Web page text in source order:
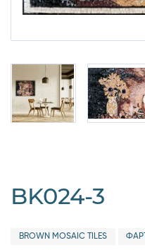
BK024-3
BROWN MOSAIC TILES